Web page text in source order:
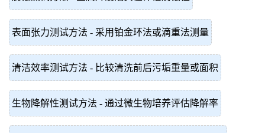
表面张力测试方法 - 采用铂金环法或滴重法测量
清洁效率测试方法 - 比较清洗前后污垢重量或面积
生物降解性测试方法 - 通过微生物培养评估降解率